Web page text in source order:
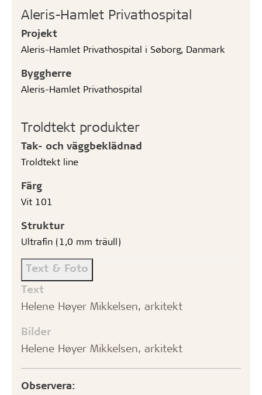
Aleris-Hamlet Privathospital
Projekt
Aleris-Hamlet Privathospital i Søborg, Danmark
Byggherre
Aleris-Hamlet Privathospital
Troldtekt produkter
Tak- och väggbeklädnad
Troldtekt line
Färg
Vit 101
Struktur
Ultrafin (1,0 mm träull)
Text & Foto
Text
Helene Høyer Mikkelsen, arkitekt
Bilder
Helene Høyer Mikkelsen, arkitekt
Observera: